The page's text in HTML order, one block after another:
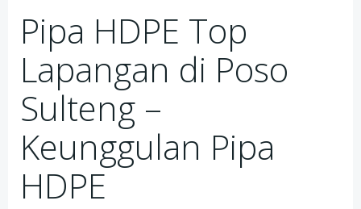
Pipa HDPE Top
Lapangan di Poso
Sulteng –
Keunggulan Pipa
HDPE